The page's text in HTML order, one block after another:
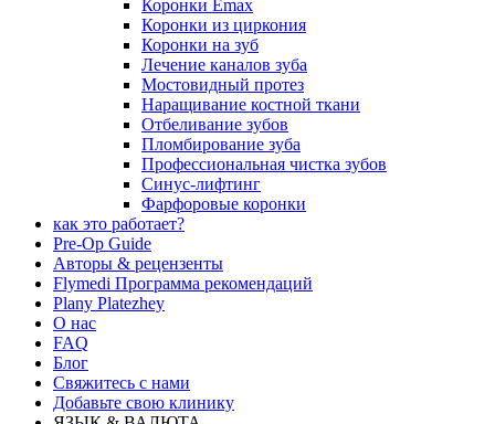
Коронки Emax
Коронки из циркония
Коронки на зуб
Лечение каналов зуба
Мостовидный протез
Наращивание костной ткани
Отбеливание зубов
Пломбирование зуба
Профессиональная чистка зубов
Синус-лифтинг
Фарфоровые коронки
как это работает?
Pre-Op Guide
Авторы & рецензенты
Flymedi Программа рекомендаций
Plany Platezhey
О нас
FAQ
Блог
Свяжитесь с нами
Добавьте свою клинику